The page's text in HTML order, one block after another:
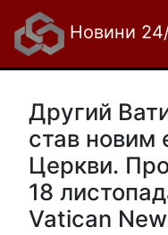
Новини
Другий
став новим
Церкви.
18
Vatican